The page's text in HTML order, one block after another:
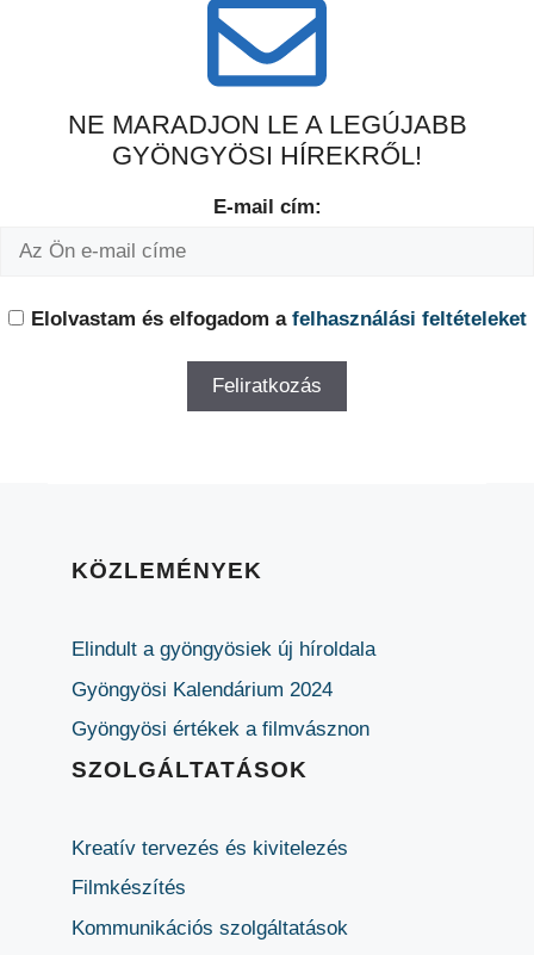
NE MARADJON LE A LEGÚJABB
GYÖNGYÖSI HÍREKRŐL!
E-mail cím:
Elolvastam és elfogadom a felhasználási feltételeket
KÖZLEMÉNYEK
Elindult a gyöngyösiek új híroldala
Gyöngyösi Kalendárium 2024
Gyöngyösi értékek a filmvásznon
SZOLGÁLTATÁSOK
Kreatív tervezés és kivitelezés
Filmkészítés
Kommunikációs szolgáltatások